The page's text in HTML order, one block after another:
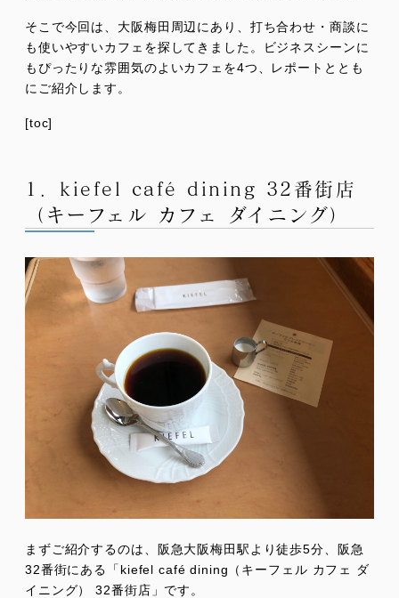
そこで今回は、大阪梅田周辺にあり、打ち合わせ・商談に
も使いやすいカフェを探してきました。ビジネスシーンに
もぴったりな雰囲気のよいカフェを4つ、レポートととも
にご紹介します。
[toc]
1．kiefel café dining 32番街店
（キーフェル カフェ ダイニング）
まずご紹介するのは、阪急大阪梅田駅より徒歩5分、阪急
32番街にある「kiefel café dining（キーフェル カフェ ダ
イニング） 32番街店」です。